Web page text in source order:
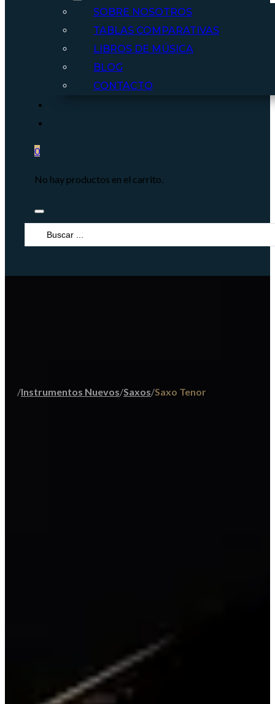
SOBRE NOSOTROS
TABLAS COMPARATIVAS
LIBROS DE MÚSICA
BLOG
CONTACTO
0
No hay productos en el carrito.
Search
...
/Instrumentos Nuevos/Saxos/Saxo Tenor